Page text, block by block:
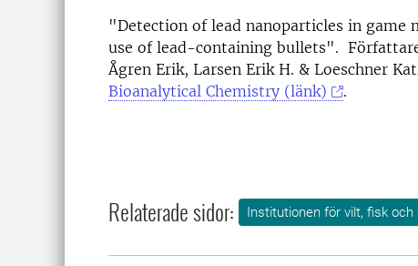
"Detection of lead nanoparticles in game
use of lead-containing bullets".
Ågren Erik, Larsen Erik H. & Loeschner
Bioanalytical Chemistry (länk)
.
Relaterade sidor: Institutionen för vilt, fisk och